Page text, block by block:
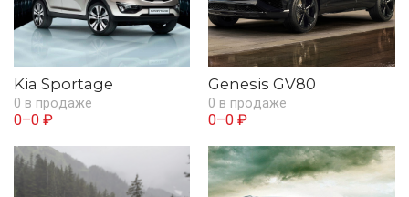
Kia Sportage
0 в продаже
0–0 ₽
Genesis GV80
0 в продаже
0–0 ₽